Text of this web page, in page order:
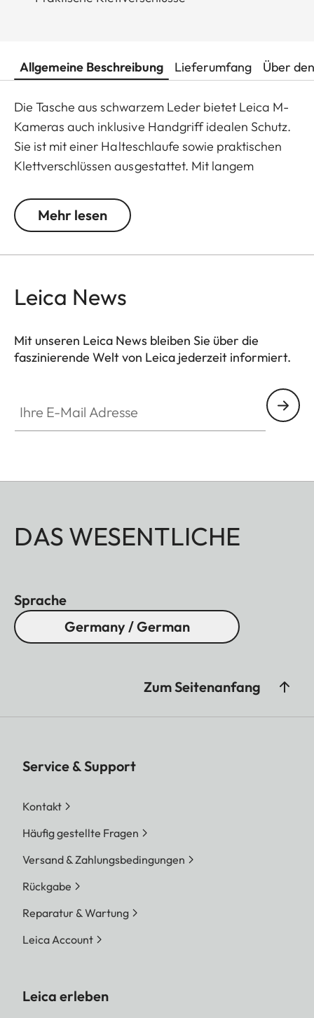
Allgemeine Beschreibung Lieferumfang Über
Die Tasche aus schwarzem Leder bietet Leica M-
Kameras auch inklusive Handgriff idealen Schutz.
Sie ist mit einer Halteschlaufe sowie praktischen
Klettverschlüssen ausgestattet. Mit langem
Objektiven bis 65 mm Durchmesser und einer
Länge bis 80 mm.
Mehr lesen
Leica News
Mit unseren Leica News bleiben Sie über die
faszinierende Welt von Leica jederzeit informiert.
DAS WESENTLICHE
Sprache
Germany / German
Zum Seitenanfang
Service & Support
Kontakt
Häufig gestellte Fragen
Versand & Zahlungsbedingungen
Rückgabe
Reparatur & Wartung
Leica Account
Leica erleben